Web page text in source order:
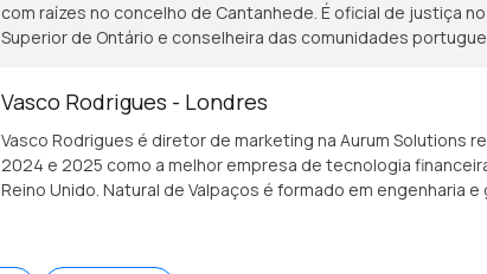
com raízes no concelho de Cantanhede. É oficial de justiça
Superior de Ontário e conselheira das comunidades
Vasco Rodrigues - Londres
Vasco Rodrigues é diretor de marketing na Aurum Solutions
2024 e 2025 como a melhor empresa de tecnologia
Reino Unido. Natural de Valpaços é formado em engenharia